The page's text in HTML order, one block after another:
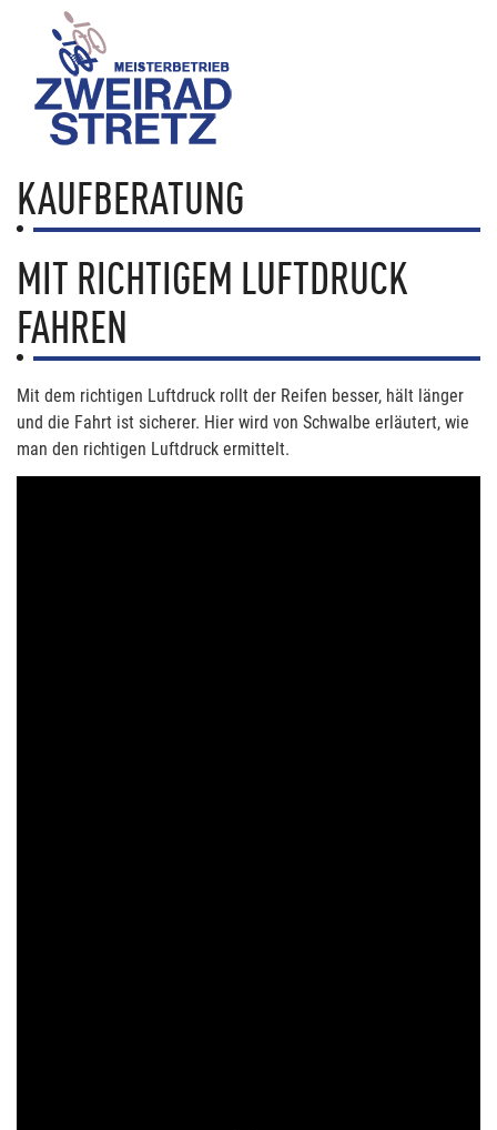
KAUFBERATUNG
MIT RICHTIGEM LUFTDRUCK
FAHREN
Mit dem richtigen Luftdruck rollt der Reifen besser, hält länger
und die Fahrt ist sicherer. Hier wird von Schwalbe erläutert, wie
man den richtigen Luftdruck ermittelt.